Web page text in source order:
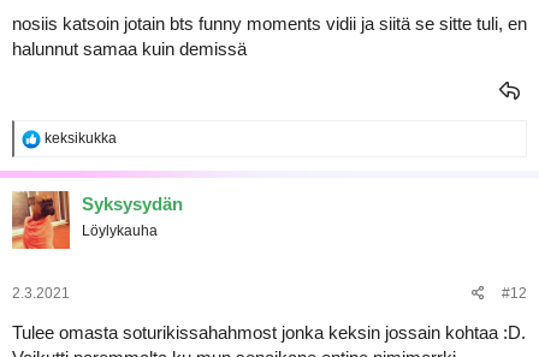
nosiis katsoin jotain bts funny moments vidii ja siitä se sitte tuli, en
halunnut samaa kuin demissä
R
a
k
t
i
o
:
keksikukka
Syksysydän
Löylykauha
2.3.2021 #12
Tulee omasta soturikissahahmost jonka keksin jossain kohtaa :D.